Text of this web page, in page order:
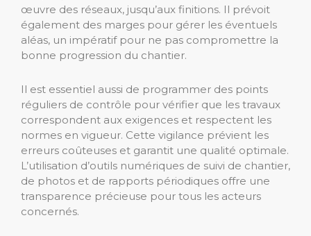
œuvre des réseaux, jusqu’aux finitions. Il prévoit
également des marges pour gérer les éventuels
aléas, un impératif pour ne pas compromettre la
bonne progression du chantier.
Il est essentiel aussi de programmer des points
réguliers de contrôle pour vérifier que les travaux
correspondent aux exigences et respectent les
normes en vigueur. Cette vigilance prévient les
erreurs coûteuses et garantit une qualité optimale.
L’utilisation d’outils numériques de suivi de chantier,
de photos et de rapports périodiques offre une
transparence précieuse pour tous les acteurs
concernés.